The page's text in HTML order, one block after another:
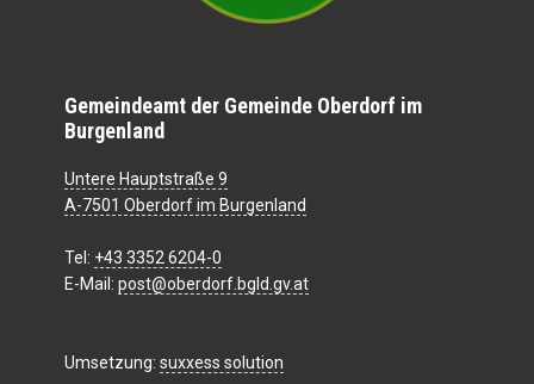
Gemeindeamt der Gemeinde Oberdorf im
Burgenland
Untere Hauptstraße 9
A-7501 Oberdorf im Burgenland
Tel: +43 3352 6204-0
E-Mail: post@oberdorf.bgld.gv.at
Umsetzung: suxxess solution